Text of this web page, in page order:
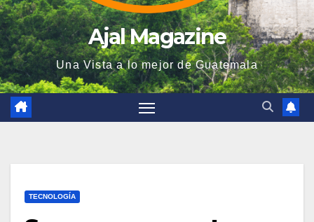
Ajal Magazine
Una Vista a lo mejor de Guatemala
TECNOLOGÍA